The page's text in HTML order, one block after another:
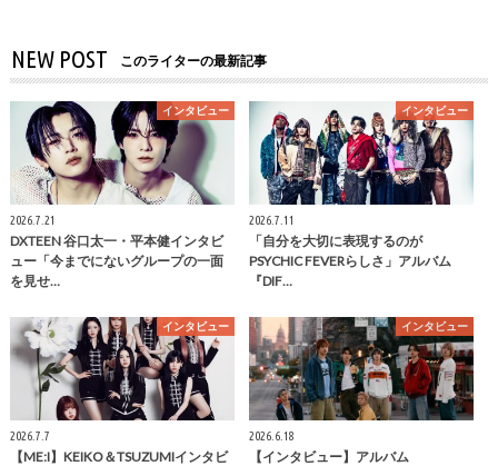
NEW POST このライターの最新記事
インタビュー
2026.7.21
DXTEEN 谷口太一・平本健インタビ
ュー「今までにないグループの一面
を見せ…
インタビュー
2026.7.11
「自分を大切に表現するのが
PSYCHIC FEVERらしさ」アルバム
『DIF…
インタビュー
2026.7.7
【ME:I】KEIKO＆TSUZUMIインタビ
インタビュー
2026.6.18
【インタビュー】アルバム